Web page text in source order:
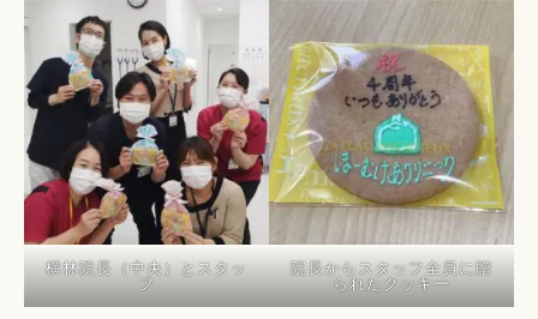
横林院長（中央）とスタッ
フ
院長からスタッフ全員に贈
られたクッキー